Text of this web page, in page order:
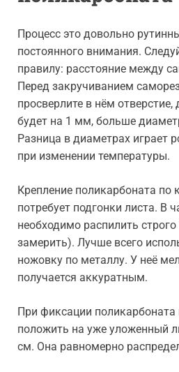
Процесс это довольно
постоянного внимания.
правилу: расстояние между
Перед закручиванием
просверлите в нём
будет на 1 мм, больше
Разница в диаметрах играет
при изменении температуры.
Крепление поликарбоната по
потребует подгонки листа. В
необходимо распилить
замерить). Лучше всего
ножовку по металлу. У неё
получается аккуратным.
При фиксации
положить на уже уложенный
см. Она равномерно